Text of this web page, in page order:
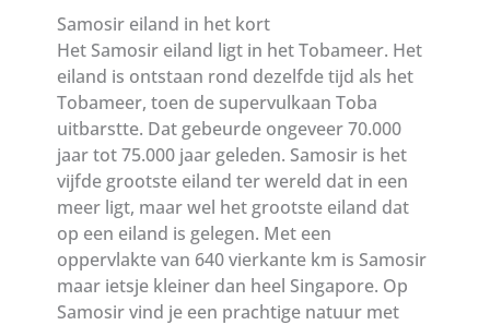
Samosir eiland in het kort
Het Samosir eiland ligt in het Tobameer. Het
eiland is ontstaan rond dezelfde tijd als het
Tobameer, toen de supervulkaan Toba
uitbarstte. Dat gebeurde ongeveer 70.000
jaar tot 75.000 jaar geleden. Samosir is het
vijfde grootste eiland ter wereld dat in een
meer ligt, maar wel het grootste eiland dat
op een eiland is gelegen. Met een
oppervlakte van 640 vierkante km is Samosir
maar ietsje kleiner dan heel Singapore. Op
Samosir vind je een prachtige natuur met